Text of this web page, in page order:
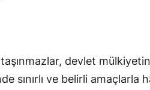
devlet
sınırlı ve belirli amaçlarla